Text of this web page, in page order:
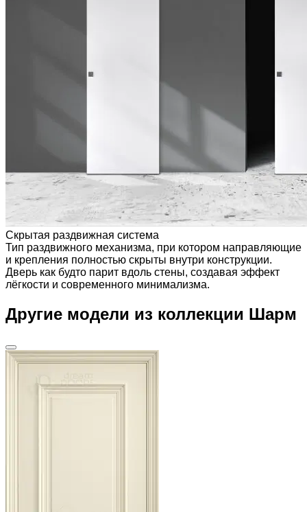
Скрытая раздвижная система
Тип раздвижного механизма, при котором направляющие
и крепления полностью скрыты внутри конструкции.
Дверь как будто парит вдоль стены, создавая эффект
лёгкости и современного минимализма.
Другие модели из коллекции Шарм